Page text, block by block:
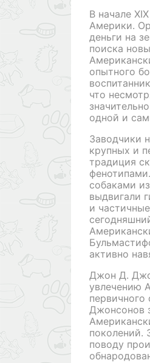
В начале
Америки.
деньги на
поиска
опытного
что
одной и
Заводчики
крупных и
традиция
собаками
выдвигали
и
активно
Джон Д.
увлечению
первичного
Джонсонов
поколений.
поводу